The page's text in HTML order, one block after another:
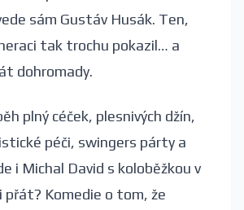
sám Gustáv Husák. Ten,
tak trochu pokazil… a
dohromady.
plný céček, plesnivých džín,
péči, swingers párty a
i Michal David s koloběžkou v
přát? Komedie o tom, že